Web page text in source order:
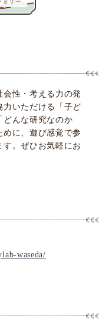
性・考える力の発
いただける「子ど
どんな研究なのか
に、遊び感覚で参
。ぜひお気軽にお
waseda/